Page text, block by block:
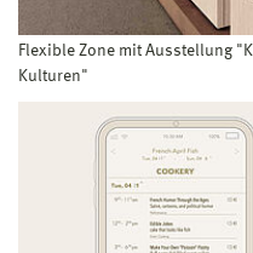
Flexible Zone mit Ausstellung
Kulturen"